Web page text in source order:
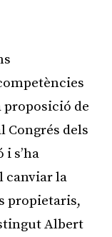
proposició de
Congrés dels
i s’ha
canviar la
propietaris,
Albert